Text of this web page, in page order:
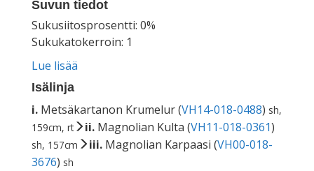
Suvun tiedot
Sukusiitosprosentti: 0%
Sukukatokerroin: 1
Lue lisää
Isälinja
i. Metsäkartanon Krumelur (VH14-018-0488) sh,
159cm, rt
ii. Magnolian Kulta (VH11-018-0361)
sh, 157cm iii. Magnolian Karpaasi (VH00-018-
3676) sh